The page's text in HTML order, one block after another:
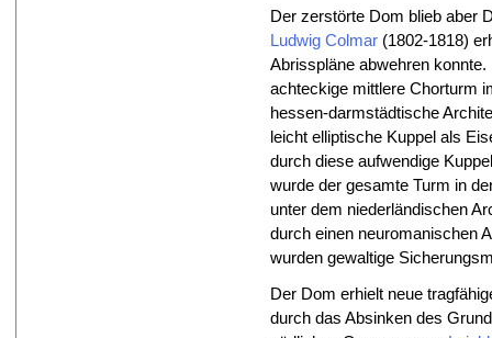
Der zerstörte Dom blieb aber
Ludwig Colmar (1802-1818)
Abrisspläne abwehren
achteckige mittlere Chorturm
hessen-darmstädtische
leicht elliptische Kuppel als
durch diese aufwendige
wurde der gesamte Turm in
unter dem niederländischen
durch einen neuromanischen
wurden gewaltige
Der Dom erhielt neue
durch das Absinken des